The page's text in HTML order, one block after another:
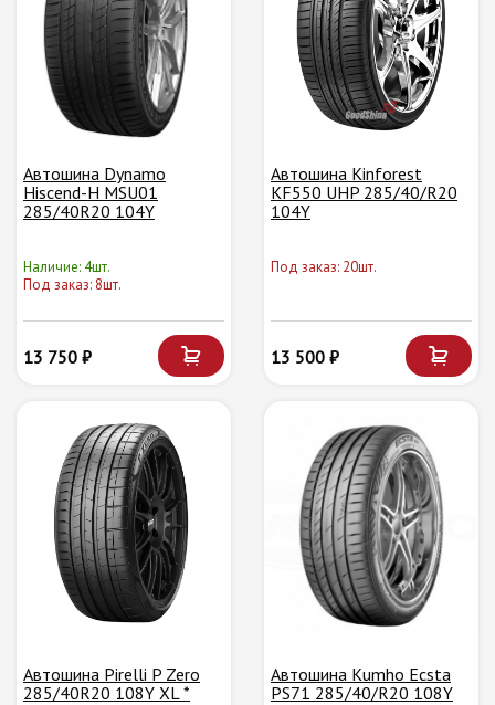
Автошина Dynamo
Hiscend-H MSU01
285/40R20 104Y
Наличие: 4шт.
Под заказ: 8шт.
13 750 ₽
Автошина Kinforest
KF550 UHP 285/40/R20
104Y
Под заказ: 20шт.
13 500 ₽
Автошина Pirelli P Zero
285/40R20 108Y XL *
Автошина Kumho Ecsta
PS71 285/40/R20 108Y